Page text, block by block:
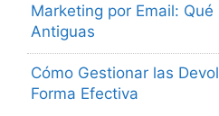
Marketing por Email:
Antiguas
Cómo Gestionar las
Forma Efectiva